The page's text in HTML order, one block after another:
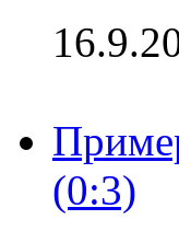
(0:3)